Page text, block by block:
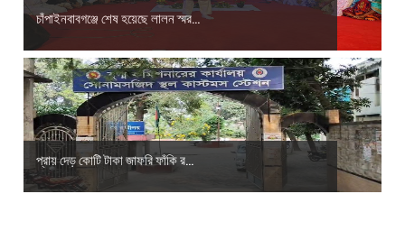
চাঁপাইনবাবগঞ্জে শেষ হয়েছে লালন স্মর...
প্রায় দেড় কোটি টাকা জাফরি ফাঁকি র...